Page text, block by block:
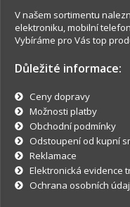
V našem sortimentu
elektroniku, mobilní
Vybíráme pro Vás top
Důležité informace:
Ceny dopravy
Možnosti platby
Obchodní podmínky
Odstoupení od kupní
Reklamace
Elektronická evidence
Ochrana osobních